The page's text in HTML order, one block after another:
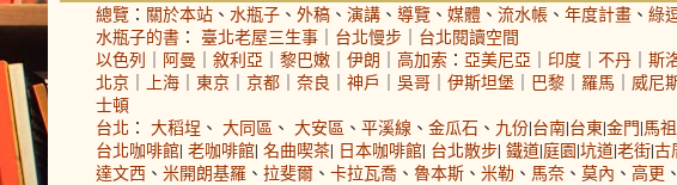
總覽 ： 關於本站 、 水瓶子 、 外稿 、 演講 、 導覽 、 媒體 、 流水帳 、 年度計畫 、 綠
水瓶子的書 ： 臺北老屋三生事 ｜ 台北慢步 ｜ 台北閱讀空間
以色列 ｜ 阿曼 ｜ 敘利亞 ｜ 黎巴嫩 ｜ 伊朗 ｜ 高加索 ： 亞美尼亞 ｜ 印度 ｜ 不丹 ｜ 斯
北京 ｜ 上海 ｜ 東京 ｜ 京都 ｜ 奈良 ｜ 神戶 ｜ 吳哥 ｜ 伊斯坦堡 ｜ 巴黎 ｜ 羅馬 ｜ 威尼
士頓
台北 ： 大稻埕 、 大同區 、 大安區 、 平溪線 、 金瓜石 、 九份|台南|台東|金門|馬祖
台北咖啡館| 老咖啡館| 名曲喫茶| 日本咖啡館| 台北散步| 鐵道|庭園|坑道|老街|古
達文西 、 米開朗基羅 、 拉斐爾 、 卡拉瓦喬 、 魯本斯 、 米勒 、 馬奈 、 莫內 、 高更 、